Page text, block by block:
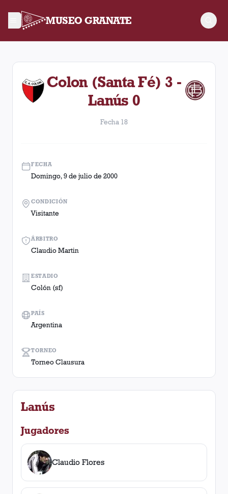
MUSEO GRANATE
Fecha 18. Partido entre Lanús y Colon (Santa Fé)
Colon (Santa Fé) 3 -
Lanús 0
Fecha 18
FECHA
Domingo, 9 de julio de 2000
ÁRBITRO
Claudio Martin
TORNEO
Torneo Clausura
CONDICIÓN
Visitante
ESTADIO
Colón (sf)
PAÍS
Argentina
Lanús
Jugadores
Claudio Flores